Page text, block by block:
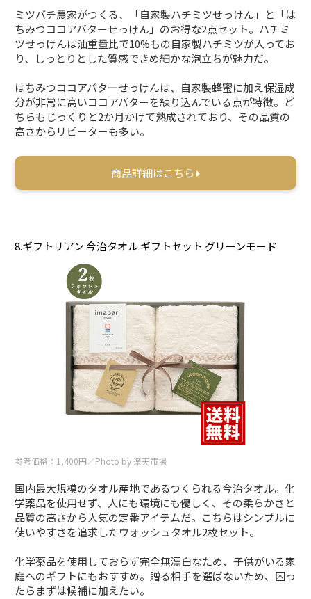
ミツバチ農家がつくる、「自家製ハチミツせっけん」と「は
ちみつココアバターせっけん」のお得な2点セット。ハチミ
ツせっけんは油重量比で10%もの自家製ハチミツが入ってお
り、しっとりとした質感できめ細かな泡立ちが魅力だ。
はちみつココアバターせっけんは、自家製蜂蜜に加え保湿成
分が非常に高いココアバターを練り込んでいる点が特徴。ど
ちらもじっくりと2か月かけて熟成されており、その品質の
高さからリピーターも多い。
商品詳細はこちら
8.ギフトリアン 今治タオル ギフトセット グリーンモード
参考価格：1,400円／Photo by 楽天市場
国内最大規模のタオル産地であるつくられる今治タオル。化
学薬品を使用せず、人にも環境にも優しく、その柔らかさと
品質の高さから人気の定番アイテムだ。こちらはシンプルに
使いやすさを追求したウォッシュタオル2枚セット。
化学薬品を使用しておらず完全無漂白なため、子供がいる家
庭へのギフトにもおすすめ。贈る相手を選ばないため、困っ
たらまずは候補に加えたい。